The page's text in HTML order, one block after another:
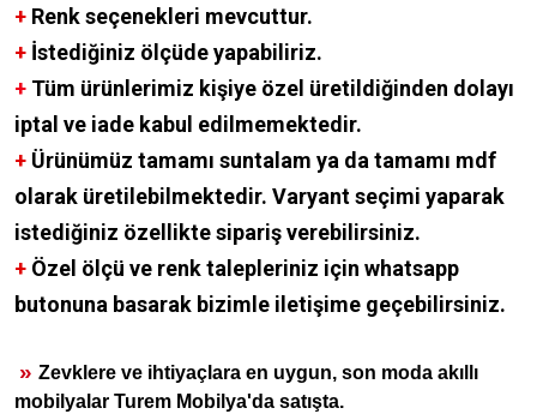
+ Renk seçenekleri mevcuttur.
+ İstediğiniz ölçüde yapabiliriz.
+ Tüm ürünlerimiz kişiye özel üretildiğinden dolayı
iptal ve iade kabul edilmemektedir.
+ Ürünümüz tamamı suntalam ya da tamamı mdf
olarak üretilebilmektedir. Varyant seçimi yaparak
istediğiniz özellikte sipariş verebilirsiniz.
+ Özel ölçü ve renk talepleriniz için whatsapp
butonuna basarak bizimle iletişime geçebilirsiniz.
» Zevklere ve ihtiyaçlara en uygun, son moda akıllı
mobilyalar Turem Mobilya'da satışta.